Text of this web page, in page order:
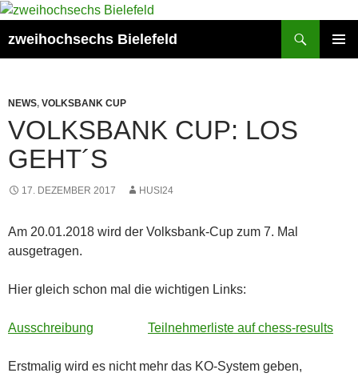
Zum
springen
zweihochsechs Bielefeld
NEWS, VOLKSBANK CUP
VOLKSBANK CUP: LOS
GEHT´S
17. DEZEMBER 2017 HUSI24
Am 20.01.2018 wird der Volksbank-Cup zum 7. Mal
ausgetragen.
Hier gleich schon mal die wichtigen Links:
Ausschreibung Teilnehmerliste auf chess-results
Erstmalig wird es nicht mehr das KO-System geben,